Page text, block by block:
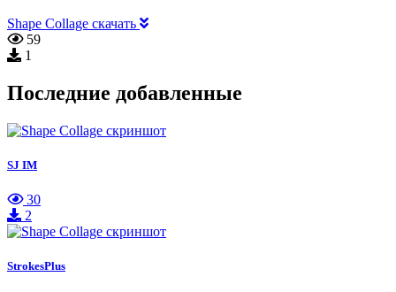
Shape Collage скачать
59
1
Последние добавленные
SJ IM
30
2
StrokesPlus